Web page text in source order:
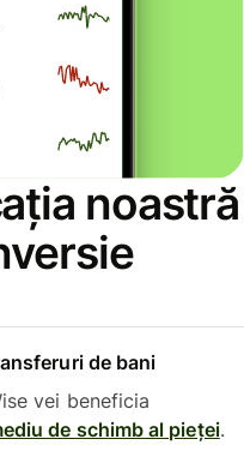
noastră
de bani
vei beneficia
de schimb al pieței.